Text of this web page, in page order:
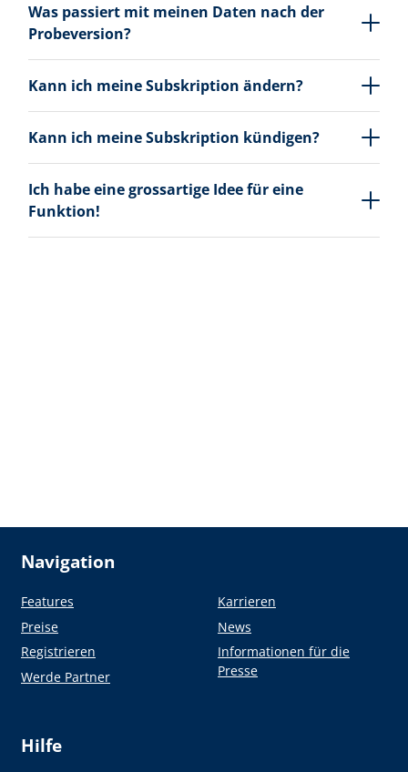
Was passiert mit meinen Daten nach der
Probeversion?
Kann ich meine Subskription ändern?
Kann ich meine Subskription kündigen?
Ich habe eine grossartige Idee für eine
Funktion!
Navigation
Features
Preise
Registrieren
Werde Partner
Karrieren
News
Informationen für die
Presse
Hilfe